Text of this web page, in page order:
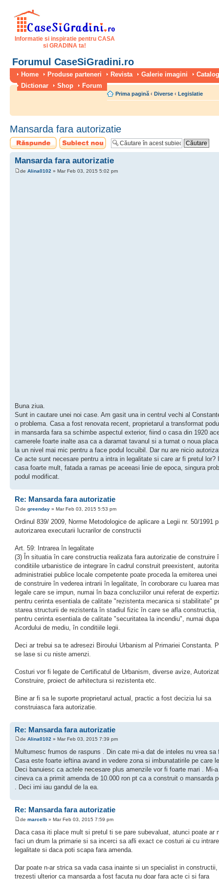
Informatie si inspiratie pentru CASA
si GRADINA ta!
Forumul CaseSiGradini.ro
Home Produse parteneri Revista Galerie imagini
Dictionar
Shop Forum
Prima pagină ‹ Diverse ‹ Legislatie
Mansarda fara autorizatie
Scrie un răspuns
Scrie un subiect
nou
Mansarda fara autorizatie
de Alina0102 » Mar Feb 03, 2015 5:02 pm
Buna ziua.
Sunt in cautare unei noi case. Am gasit una in centrul vechi al
o problema. Casa a fost renovata recent, proprietarul a transformat
in mansarda fara sa schimbe aspectul exterior, fiind o casa din 1920
camerele foarte inalte asa ca a daramat tavanul si a turnat o noua
la un nivel mai mic pentru a face podul locuibil. Dar nu are nicio
Ce acte sunt necesare pentru a intra in legalitate si care ar fi pretul lor?
casa foarte mult, fatada a ramas pe aceeasi linie de epoca, singura
podul modificat.
Re: Mansarda fara autorizatie
de greenday » Mar Feb 03, 2015 5:53 pm
Ordinul 839/ 2009, Norme Metodologice de aplicare a Legii nr. 50/1991
autorizarea executarii lucrarilor de constructii
Art. 59: Intrarea în legalitate
(3) În situatia în care constructia realizata fara autorizatie de construire
conditiile urbanistice de integrare în cadrul construit preexistent,
administratiei publice locale competente poate proceda la emiterea
de construire în vederea intrarii în legalitate, în coroborare cu luarea
legale care se impun, numai în baza concluziilor unui referat de
pentru cerinta esentiala de calitate "rezistenta mecanica si stabilitate"
starea structurii de rezistenta în stadiul fizic în care se afla constructia,
pentru cerinta esentiala de calitate "securitatea la incendiu", numai
Acordului de mediu, în conditiile legii.
Deci ar trebui sa te adresezi Biroului Urbanism al Primariei Constanta.
se lase si cu niste amenzi.
Costuri vor fi legate de Certificatul de Urbanism, diverse avize,
Construire, proiect de arhitectura si rezistenta etc.
Bine ar fi sa le suporte proprietarul actual, practic a fost decizia lui sa
construiasca fara autorizatie.
Re: Mansarda fara autorizatie
de Alina0102 » Mar Feb 03, 2015 7:39 pm
Multumesc frumos de raspuns . Din cate mi-a dat de inteles nu vrea sa
Casa este foarte ieftina avand in vedere zona si imbunatatirile pe care
Deci banuiesc ca actele necesare plus amenzile vor fi foarte mari . Mi-
cineva ca a primit amenda de 10.000 ron pt ca a construit o mansarda
. Deci imi iau gandul de la ea.
Re: Mansarda fara autorizatie
de marcelb » Mar Feb 03, 2015 7:59 pm
Daca casa iti place mult si pretul ti se pare subevaluat, atunci poate ar
faci un drum la primarie si sa incerci sa afli exact ce costuri ai cu
legalitate si daca poti scapa fara amenda.
Dar poate n-ar strica sa vada casa inainte si un specialist in
trezesti ulterior ca mansarda a fost facuta nu doar fara acte ci si fara